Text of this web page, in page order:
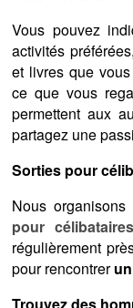
Vous pouvez
activités
et livres que
ce que vous
permettent aux
partagez une
Sorties pour
Nous
pour célibataires
régulièrement
pour rencontrer